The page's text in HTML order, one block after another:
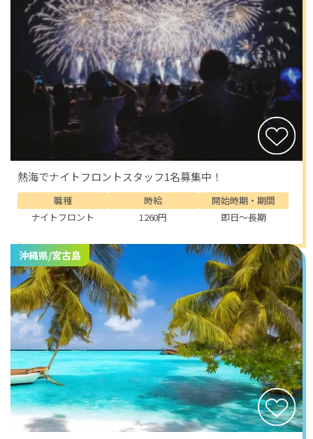
熱海でナイトフロントスタッフ1名募集中！
職種
ナイトフロント
時給
1260円
開始時期・期間
即日～長期
沖縄県/宮古島